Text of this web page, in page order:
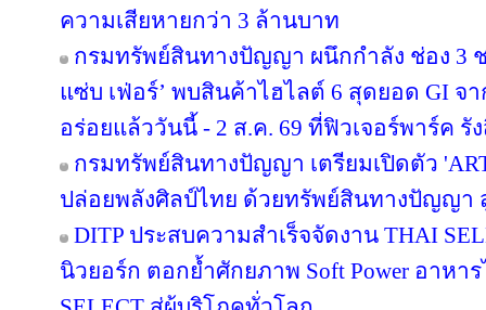
ความเสียหายกว่า 3 ล้านบาท
กรมทรัพย์สินทางปัญญา ผนึกกำลัง ช่อง 3
แซ่บ เฟ่อร์’ พบสินค้าไฮไลต์ 6 สุดยอด GI จ
อร่อยแล้ววันนี้ - 2 ส.ค. 69 ที่ฟิวเจอร์พาร์ค รั
กรมทรัพย์สินทางปัญญา เตรียมเปิดตัว
ปล่อยพลังศิลป์ไทย ด้วยทรัพย์สินทางปัญญา
DITP ประสบความสำเร็จจัดงาน THAI
นิวยอร์ก ตอกย้ำศักยภาพ Soft Power อาหา